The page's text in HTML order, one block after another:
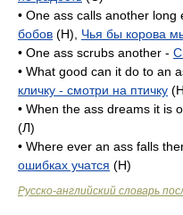
• One ass calls another long
бобов (H), Чья бы корова
• One ass scrubs another -
• What good can it do to an
кличку - смотри на птичку
• When the ass dreams it is
(Л)
• Where ever an ass falls
ошибках учатся (H)
Русско-английский словарь